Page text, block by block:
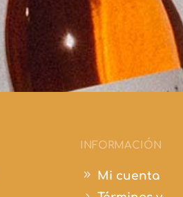
INFORMACIÓN
9 Mi cuenta